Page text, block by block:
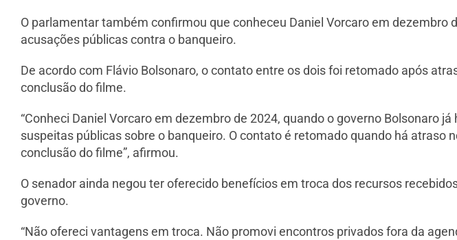
O parlamentar também confirmou que conheceu Daniel Vorcaro em dezembro
acusações públicas contra o banqueiro.
De acordo com Flávio Bolsonaro, o contato entre os dois foi retomado após
conclusão do filme.
“Conheci Daniel Vorcaro em dezembro de 2024, quando o governo Bolsonaro
suspeitas públicas sobre o banqueiro. O contato é retomado quando há atraso
conclusão do filme”, afirmou.
O senador ainda negou ter oferecido benefícios em troca dos recursos
governo.
“Não ofereci vantagens em troca. Não promovi encontros privados fora da